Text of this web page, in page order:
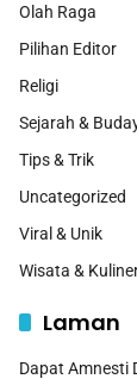
Olah Raga
Pilihan Editor
Religi
Sejarah &
Tips & Trik
Uncategorized
Viral & Unik
Wisata &
Laman
Dapat Amnesti